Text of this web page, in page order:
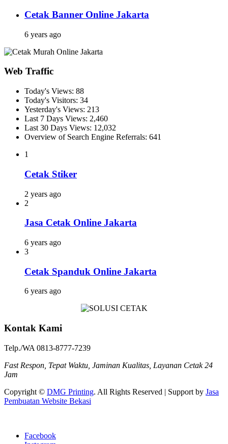
Cetak Banner Online Jakarta
6 years ago
Web Traffic
Today's Views: 88
Today's Visitors: 34
Yesterday's Views: 213
Last 7 Days Views: 2,460
Last 30 Days Views: 12,032
Overview of Search Engine Referrals: 641
1
Cetak Stiker
2 years ago
2
Jasa Cetak Online Jakarta
6 years ago
3
Cetak Spanduk Online Jakarta
6 years ago
Kontak Kami
Telp./WA 0813-8777-7239
Fast Respon, Tepat Waktu, Jaminan Kualitas, Layanan Cetak 24
Jam
Copyright © DMG Printing. All Rights Reserved | Support by Jasa
Pembuatan Website Bekasi
Facebook